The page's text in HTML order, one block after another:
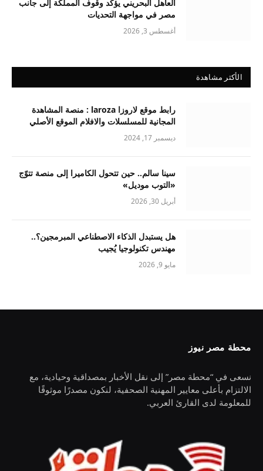
العاهل البحريني يؤكد وقوف المملكة إلى جانب
مصر في مواجهة التحديات
أغسطس 3, 2026
الأكثر مشاهدة
رابط موقع لاروزا laroza : منصة المشاهدة
المجانية للمسلسلات والافلام الموقع الأصلي
ديسمبر 17, 2024
سينا سالم.. حين تتحول الكاميرا إلى منصة تتوّج
«التوب موديل»
أبريل 30, 2026
هل يستبدل الذكاء الاصطناعي المبرمجين؟..
مهندس تكنولوجيا يُجيب
مايو 9, 2026
محطة مصر نيوز
نسعى في “محطة مصر” إلى نقل الأخبار بمصداقية وحيادية، مع
الالتزام بأعلى معايير المهنية الصحفية، لنكون مصدرًا موثوقًا
للمعلومة لدى القارئ العربي.